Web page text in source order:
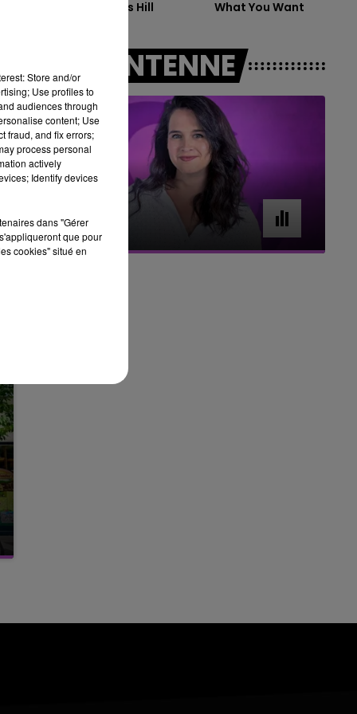
16h00 - 20h00
Die On This Hill What You Want
A L'ANTENNE
BEST OF
Store and/or
Use profiles to
audiences through
content; Use
fraud, and fix errors;
process personal
actively
Identify devices
dans "Gérer
que pour
cookies" situé en